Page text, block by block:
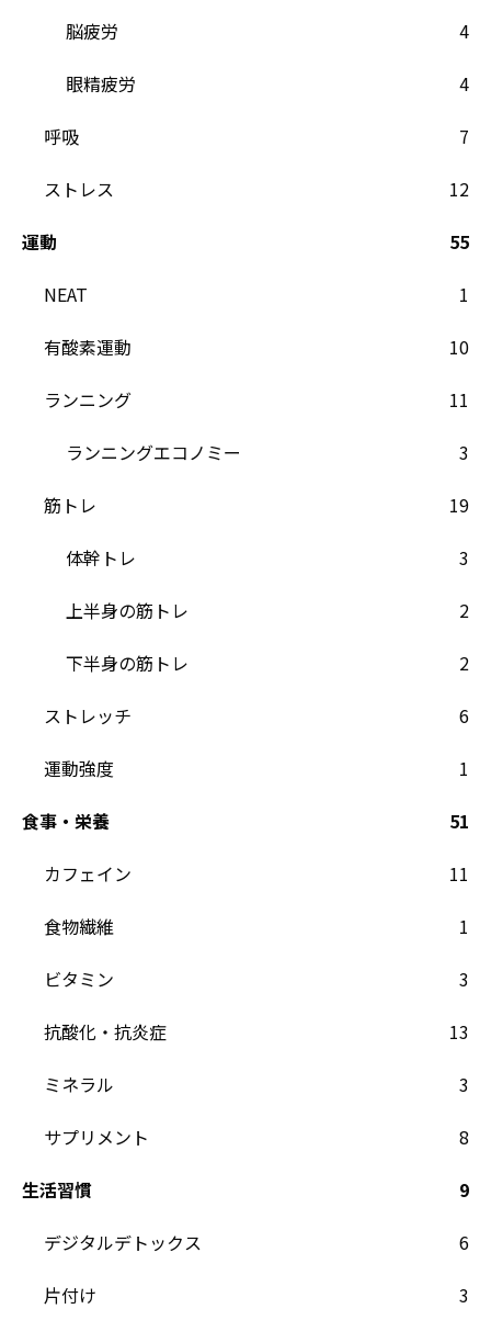
脳疲労
4
眼精疲労
4
呼吸
7
ストレス
12
運動
55
NEAT
1
有酸素運動
10
ランニング
11
ランニングエコノミー
3
筋トレ
19
体幹トレ
3
上半身の筋トレ
2
下半身の筋トレ
2
ストレッチ
6
運動強度
1
食事・栄養
51
カフェイン
11
食物繊維
1
ビタミン
3
抗酸化・抗炎症
13
ミネラル
3
サプリメント
8
生活習慣
9
デジタルデトックス
6
片付け
3